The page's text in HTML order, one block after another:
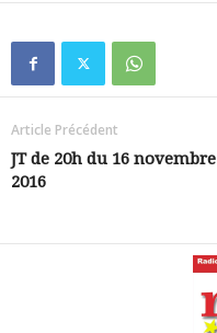
Article Précédent
JT de 20h du 16 novembre
2016